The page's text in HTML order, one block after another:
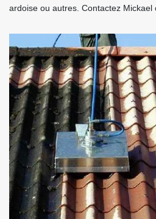
ardoise ou autres. Contactez Mickael